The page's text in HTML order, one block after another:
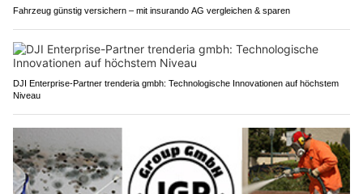
Fahrzeug günstig versichern – mit insurando AG vergleichen & sparen
DJI Enterprise-Partner trenderia gmbh: Technologische Innovationen auf höchstem
Niveau